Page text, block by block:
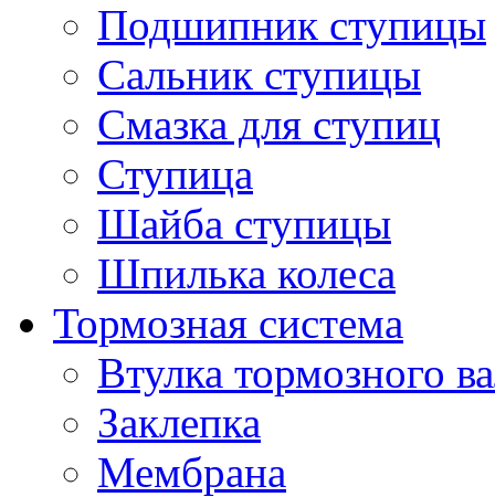
Подшипник ступицы
Сальник ступицы
Смазка для ступиц
Ступица
Шайба ступицы
Шпилька колеса
Тормозная система
Втулка тормозного
Заклепка
Мембрана